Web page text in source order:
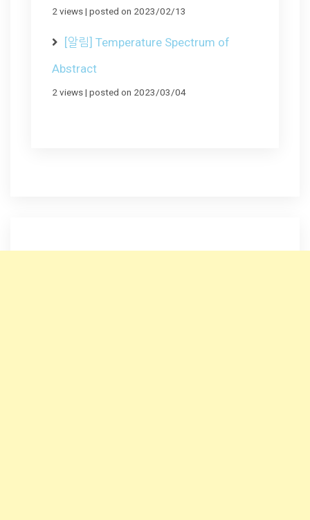
2 views| posted on 2023/02/13
[알림] Temperature Spectrum of
Abstract
2 views| posted on 2023/03/04